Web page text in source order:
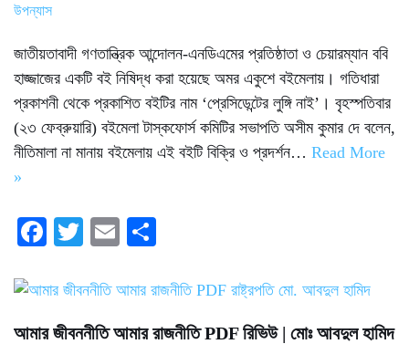
উপন্যাস
জাতীয়তাবাদী গণতান্ত্রিক আন্দোলন-এনডিএমের প্রতিষ্ঠাতা ও চেয়ারম্যান ববি
হাজ্জাজের একটি বই নিষিদ্ধ করা হয়েছে অমর একুশে বইমেলায়। গতিধারা
প্রকাশনী থেকে প্রকাশিত বইটির নাম ‘প্রেসিডেন্টের লুঙ্গি নাই’। বৃহস্পতিবার
(২৩ ফেব্রুয়ারি) বইমেলা টাস্কফোর্স কমিটির সভাপতি অসীম কুমার দে বলেন,
নীতিমালা না মানায় বইমেলায় এই বইটি বিক্রি ও প্রদর্শন… Read More
»
Fa
bo
ok
T
tte
r
E
ail re
আমার জীবননীতি আমার রাজনীতি PDF রিভিউ | মোঃ আবদুল হামিদ